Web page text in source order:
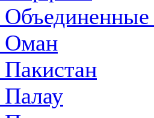
Оман
Палау